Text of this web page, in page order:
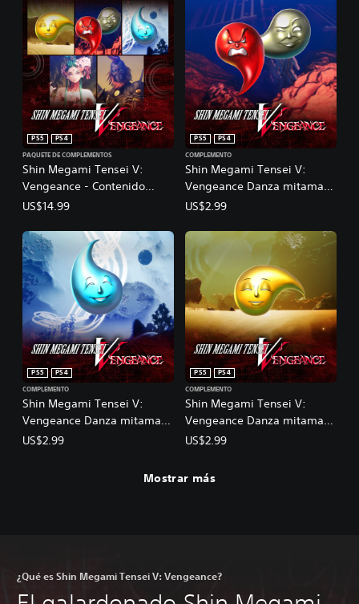
Shin Megami Tensei V:
Vengeance - Contenido
descargable Todo en uno
PS5
PS4
PAQUETE DE COMPLEMENTOS
US$14.99
Shin Megami Tensei V:
Vengeance Danza mitama
de EXP
PS5
PS4
COMPLEMENTO
US$2.99
Shin Megami Tensei V:
Vengeance Danza mitama
de milagros
PS5
PS4
COMPLEMENTO
US$2.99
Shin Megami Tensei V:
Vengeance Danza mitama
de riqueza
PS5
PS4
COMPLEMENTO
US$2.99
Mostrar más
¿Qué es Shin Megami Tensei V: Vengeance?